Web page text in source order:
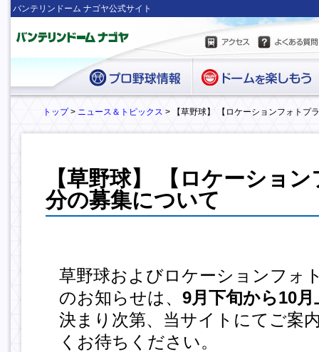
バンテリンドーム ナゴヤ公式サイト
トップ> ニュース＆トピックス > 【草野球】 【ロケーションフォトプ
【草野球】 【ロケーショ
分の募集について
草野球およびロケーションフォ
のお知らせは、 9月下旬から10月
決まり次第、当サイトにてご案
くお待ちください。